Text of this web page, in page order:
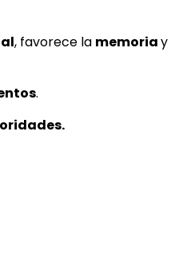
, favorece la memoriay
.